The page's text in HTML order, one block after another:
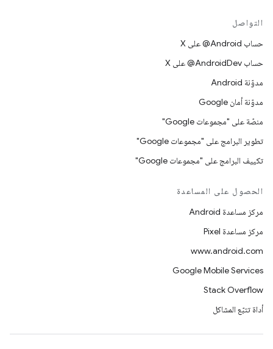
التواصل
حساب ‎@Android على X
حساب ‎@AndroidDev على X
مدوّنة Android
مدوّنة أمان Google
منصّة على "مجموعات Google"
تطوير البرامج على "مجموعات Google"
تكييف البرامج على "مجموعات Google"
الحصول على المساعدة
مركز مساعدة Android
مركز مساعدة Pixel
www.android.com
Google Mobile Services
Stack Overflow
أداة تتبّع المشاكل